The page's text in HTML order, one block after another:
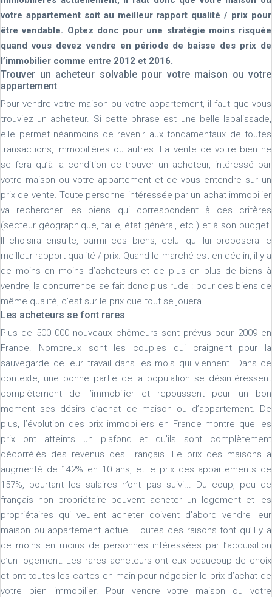
votre appartement soit au meilleur rapport qualité / prix pour
être vendable. Optez donc pour une stratégie moins risquée
quand vous devez vendre en période de baisse des prix de
l’immobilier comme entre 2012 et 2016.
Trouver un acheteur solvable pour votre maison ou votre
appartement
Pour vendre votre maison ou votre appartement, il faut que vous
trouviez un acheteur. Si cette phrase est une belle lapalissade,
elle permet néanmoins de revenir aux fondamentaux de toutes
transactions, immobilières ou autres. La vente de votre bien ne
se fera qu’à la condition de trouver un acheteur, intéressé par
votre maison ou votre appartement et de vous entendre sur un
prix de vente. Toute personne intéressée par un achat immobilier
va rechercher les biens qui correspondent à ces critères
(secteur géographique, taille, état général, etc.) et à son budget.
Il choisira ensuite, parmi ces biens, celui qui lui proposera le
meilleur rapport qualité / prix. Quand le marché est en déclin, il y a
de moins en moins d’acheteurs et de plus en plus de biens à
vendre, la concurrence se fait donc plus rude : pour des biens de
même qualité, c’est sur le prix que tout se jouera.
Les acheteurs se font rares
Plus de 500 000 nouveaux chômeurs sont prévus pour 2009 en
France. Nombreux sont les couples qui craignent pour la
sauvegarde de leur travail dans les mois qui viennent. Dans ce
contexte, une bonne partie de la population se désintéressent
complètement de l’immobilier et repoussent pour un bon
moment ses désirs d’achat de maison ou d’appartement. De
plus, l’évolution des prix immobiliers en France montre que les
prix ont atteints un plafond et qu’ils sont complètement
décorrélés des revenus des Français. Le prix des maisons a
augmenté de 142% en 10 ans, et le prix des appartements de
157%, pourtant les salaires n’ont pas suivi... Du coup, peu de
français non propriétaire peuvent acheter un logement et les
propriétaires qui veulent acheter doivent d’abord vendre leur
maison ou appartement actuel. Toutes ces raisons font qu’il y a
de moins en moins de personnes intéressées par l’acquisition
d’un logement. Les rares acheteurs ont eux beaucoup de choix
et ont toutes les cartes en main pour négocier le prix d’achat de
votre bien immobilier. Pour vendre votre maison ou votre